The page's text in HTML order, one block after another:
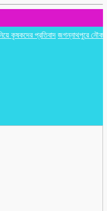
প্রতিবাদ জগন্নাথপুরে নৌকা ডুবিতে